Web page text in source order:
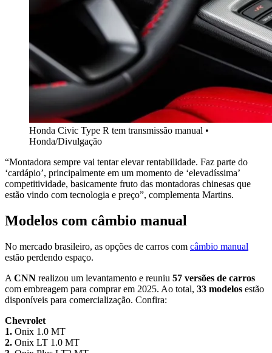
Honda Civic Type R tem transmissão manual •
Honda/Divulgação
“Montadora sempre vai tentar elevar rentabilidade. Faz parte do
‘cardápio’, principalmente em um momento de ‘elevadíssima’
competitividade, basicamente fruto das montadoras chinesas que
estão vindo com tecnologia e preço”, complementa Martins.
Modelos com câmbio manual
No mercado brasileiro, as opções de carros com câmbio manual
estão perdendo espaço.
A CNN realizou um levantamento e reuniu 57 versões de carros
com embreagem para comprar em 2025. Ao total, 33 modelos estão
disponíveis para comercialização. Confira:
Chevrolet
1. Onix 1.0 MT
2. Onix LT 1.0 MT